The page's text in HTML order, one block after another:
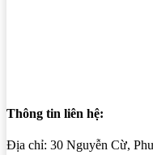
Thông tin liên hệ:
Địa chỉ: 30 Nguyễn Cừ,